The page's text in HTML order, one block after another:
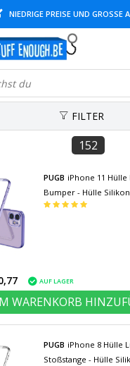
NIEDRIGE PREISE UND GROSSE
FILTER
152
PUGB iPhone 11 Hülle
Bumper - Hülle
AUF LAGER
WARENKORB
PUGB iPhone 8 Hülle
Stoßstange - Hülle